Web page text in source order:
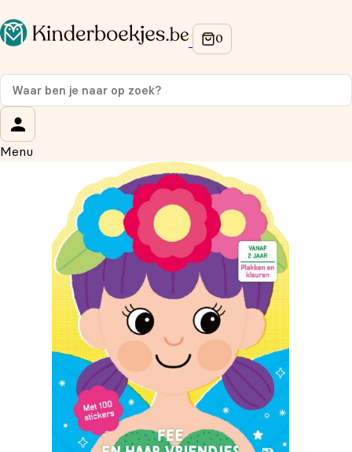
Menu
Op de hoogte blijven van onze acties?
Meld je aan voor onze nieuwsbrief en ontvang
korting
Wat is je voornaam?
Wat is je e-mailadres?*
Aanmelden
We gebruiken je gegevens om contact op te nemen, in
overeenstemming met ons
privacybeleid.